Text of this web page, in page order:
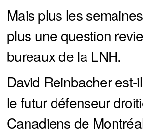
Mais plus les
plus une question
bureaux de la LNH.
David Reinbacher est-
le futur défenseur
Canadiens de